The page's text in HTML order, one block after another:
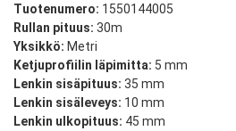
Tuotenumero: 1550144005
Rullan pituus: 30m
Yksikkö: Metri
Ketjuprofiilin läpimitta: 5 mm
Lenkin sisäpituus: 35 mm
Lenkin sisäleveys: 10 mm
Lenkin ulkopituus: 45 mm